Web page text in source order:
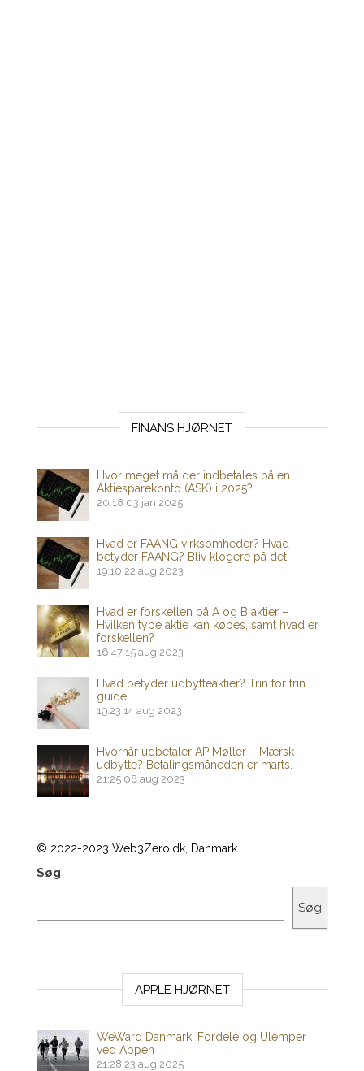
FINANS HJØRNET
Hvor meget må der indbetales på en
Aktiesparekonto (ASK) i 2025?
20:18 03 jan 2025
Hvad er FAANG virksomheder? Hvad
betyder FAANG? Bliv klogere på det
19:10 22 aug 2023
Hvad er forskellen på A og B aktier –
Hvilken type aktie kan købes, samt hvad er
forskellen?
16:47 15 aug 2023
Hvad betyder udbytteaktier? Trin for trin
guide.
19:23 14 aug 2023
Hvornår udbetaler AP Møller – Mærsk
udbytte? Betalingsmåneden er marts.
21:25 08 aug 2023
© 2022-2023 Web3Zero.dk, Danmark
Søg
Søg
APPLE HJØRNET
WeWard Danmark: Fordele og Ulemper
ved Appen
21:28 23 aug 2025